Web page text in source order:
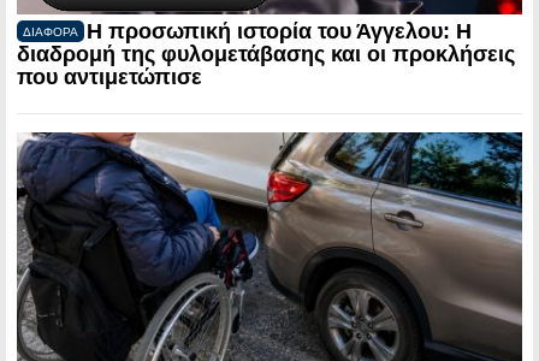
ΔΙΑΦΟΡΑ
Η προσωπική ιστορία του Άγγελου: Η
διαδρομή της φυλομετάβασης και οι προκλήσεις
που αντιμετώπισε